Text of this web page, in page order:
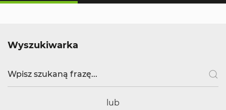
Wyszukiwarka
lub